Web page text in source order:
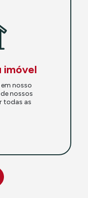
imóvel
nosso
nossos
todas as